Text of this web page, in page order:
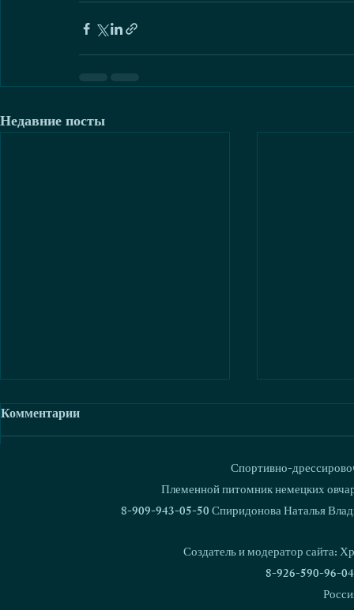
Недавние посты
Комментарии
Спортивно-
Племенной питомник немецких
8-909-943-05-50 Спиридонова Наталья
Создатель и модератор сайта:
8-926-590-96-